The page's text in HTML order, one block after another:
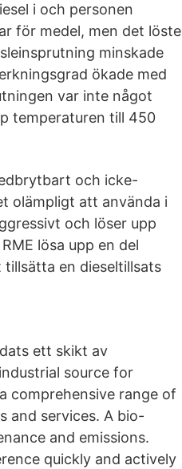
i och personen
för medel, men det löste
minskade
ökade med
var inte något
temperaturen till 450
och icke-
olämpligt att använda i
och löser upp
lösa upp en del
en dieseltillsats
ett skikt av
source for
comprehensive range of
and services. A bio-
and emissions.
quickly and actively